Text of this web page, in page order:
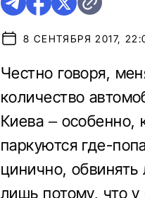
8 СЕНТЯБРЯ 2017,
Честно говоря,
количество
Киева – особенно,
паркуются где-
цинично,
лишь потому, что у